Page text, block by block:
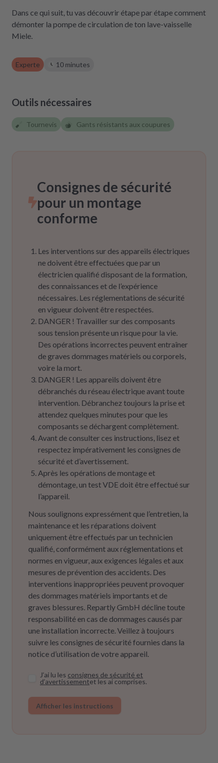
Dans ce qui suit, tu vas découvrir étape par étape comment
démonter la pompe de circulation de ton lave-vaisselle
Miele.
Experte 10 minutes
Outils nécessaires
Tournevis Gants résistants aux coupures
Consignes de sécurité
pour un montage
conforme
Les interventions sur des appareils électriques
ne doivent être effectuées que par un
électricien qualifié disposant de la formation,
des connaissances et de l’expérience
nécessaires. Les réglementations de sécurité
en vigueur doivent être respectées.
DANGER ! Travailler sur des composants
sous tension présente un risque pour la vie.
Des opérations incorrectes peuvent entraîner
de graves dommages matériels ou corporels,
voire la mort.
DANGER ! Les appareils doivent être
débranchés du réseau électrique avant toute
intervention. Débranchez toujours la prise et
attendez quelques minutes pour que les
composants se déchargent complètement.
Avant de consulter ces instructions, lisez et
respectez impérativement les consignes de
sécurité et d’avertissement.
Après les opérations de montage et
démontage, un test VDE doit être effectué sur
l’appareil.
Nous soulignons expressément que l’entretien, la
maintenance et les réparations doivent
uniquement être effectués par un technicien
qualifié, conformément aux réglementations et
normes en vigueur, aux exigences légales et aux
mesures de prévention des accidents. Des
interventions inappropriées peuvent provoquer
des dommages matériels importants et de
graves blessures. Repartly GmbH décline toute
responsabilité en cas de dommages causés par
une installation incorrecte. Veillez à toujours
suivre les consignes de sécurité fournies dans la
notice d’utilisation de votre appareil.
J’ai lu les consignes de sécurité et
d’avertissementet les ai comprises.
Afficher les instructions